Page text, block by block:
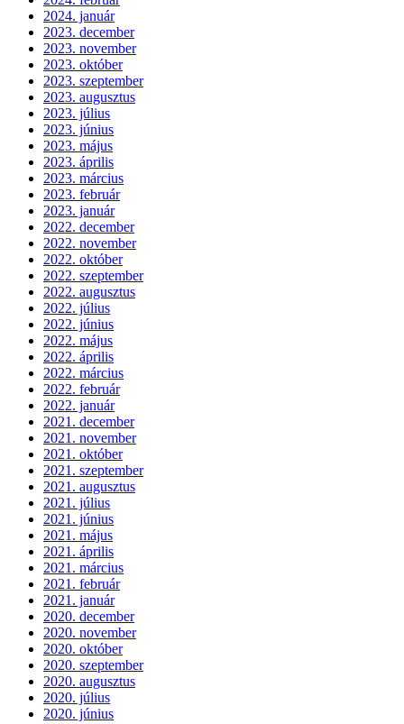
2024. január
2023. december
2023. november
2023. október
2023. szeptember
2023. augusztus
2023. július
2023. június
2023. május
2023. április
2023. március
2023. február
2023. január
2022. december
2022. november
2022. október
2022. szeptember
2022. augusztus
2022. július
2022. június
2022. május
2022. április
2022. március
2022. február
2022. január
2021. december
2021. november
2021. október
2021. szeptember
2021. augusztus
2021. július
2021. június
2021. május
2021. április
2021. március
2021. február
2021. január
2020. december
2020. november
2020. október
2020. szeptember
2020. augusztus
2020. július
2020. június